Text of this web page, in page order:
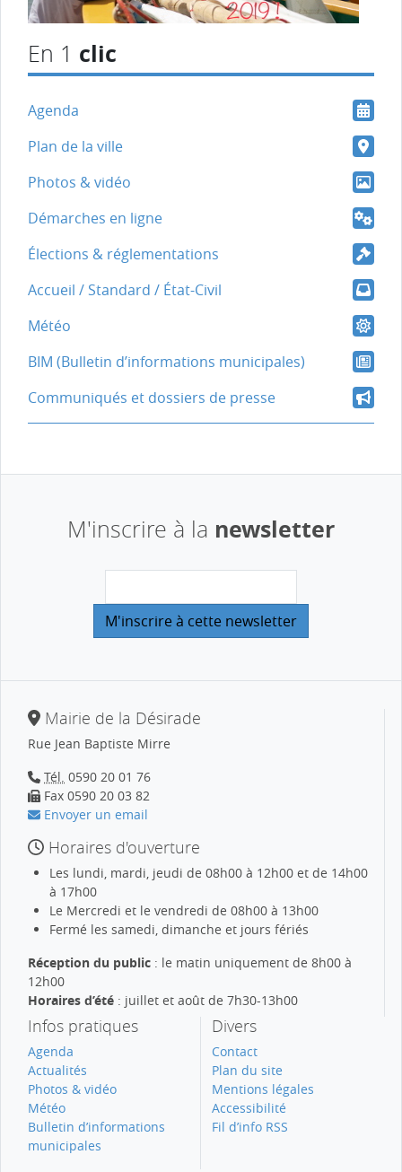
En 1 clic
Agenda
Plan de la ville
Photos & vidéo
Démarches en ligne
Élections & réglementations
Accueil / Standard / État-Civil
Météo
BIM (Bulletin d’informations municipales)
Communiqués et dossiers de presse
M'inscrire à la newsletter
Mairie de la Désirade
Rue Jean Baptiste Mirre
Tél. 0590 20 01 76
Fax 0590 20 03 82
Envoyer un email
Horaires d'ouverture
Les lundi, mardi, jeudi de 08h00 à 12h00 et de 14h00
à 17h00
Le Mercredi et le vendredi de 08h00 à 13h00
Fermé les samedi, dimanche et jours fériés
Réception du public : le matin uniquement de 8h00 à
12h00
Horaires d’été : juillet et août de 7h30-13h00
Infos pratiques
Agenda
Actualités
Photos & vidéo
Météo
Bulletin d’informations
municipales
Divers
Contact
Plan du site
Mentions légales
Accessibilité
Fil d’info RSS